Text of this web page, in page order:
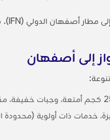
إلى أصفهان
خدمات ذات أولوية (محدودة